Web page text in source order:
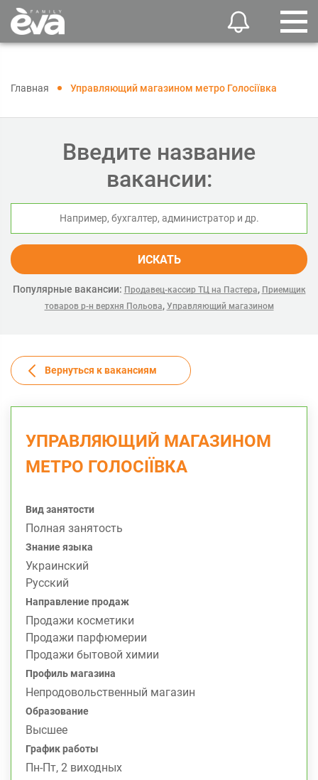
Главная Управляющий магазином метро Голосіївка
Введите название
вакансии:
ИСКАТЬ
Популярные вакансии: Продавец-кассир ТЦ на Пастера, Приемщик
товаров р-н верхня Польова, Управляющий магазином
Вернуться к вакансиям
УПРАВЛЯЮЩИЙ МАГАЗИНОМ
МЕТРО ГОЛОСІЇВКА
Вид занятости
Полная занятость
Знание языка
Украинский
Русский
Направление продаж
Продажи косметики
Продажи парфюмерии
Продажи бытовой химии
Профиль магазина
Непродовольственный магазин
Образование
Высшее
График работы
Пн-Пт, 2 виходных